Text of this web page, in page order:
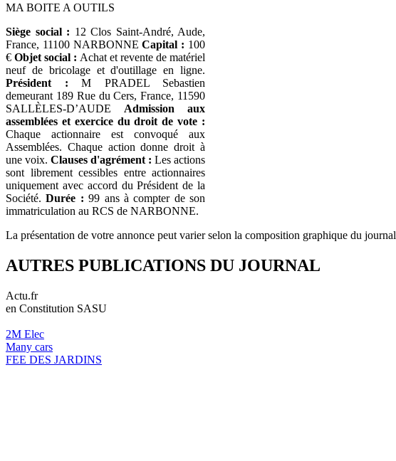
MA BOITE A OUTILS
Siège social : 12 Clos Saint-André, Aude,
France, 11100 NARBONNECapital : 100
€Objet social : Achat et revente de matériel
neuf de bricolage et d'outillage en ligne.
Président : M PRADEL Sebastien
demeurant 189 Rue du Cers, France, 11590
SALLÈLES-D’AUDE Admission aux
assemblées et exercice du droit de vote :
Chaque actionnaire est convoqué aux
Assemblées. Chaque action donne droit à
une voix. Clauses d'agrément : Les actions
sont librement cessibles entre actionnaires
uniquement avec accord du Président de la
Société.Durée : 99 ans à compter de son
immatriculation au RCS de NARBONNE.
La présentation de votre annonce peut varier selon la composition graphique du journal
AUTRES PUBLICATIONS DU JOURNAL
Actu.fr
en Constitution SASU
2M Elec
Many cars
FEE DES JARDINS